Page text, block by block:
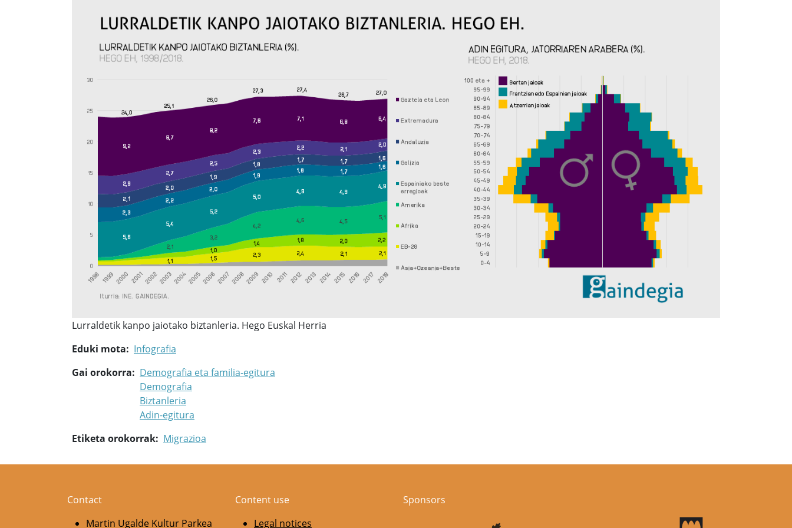
Lurraldetik kanpo jaiotako biztanleria. Hego Euskal Herria
Eduki mota
Infografia
Gai orokorra
Demografia eta familia-egitura
Demografia
Biztanleria
Adin-egitura
Etiketa orokorrak
Migrazioa
Contact
Martin Ugalde Kultur Parkea
Content use
Legal notices
Sponsors